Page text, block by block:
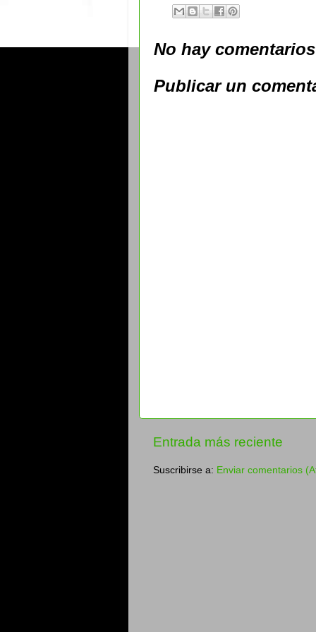
No hay
Publicar un
Entrada más reciente
Suscribirse a: Enviar comentarios